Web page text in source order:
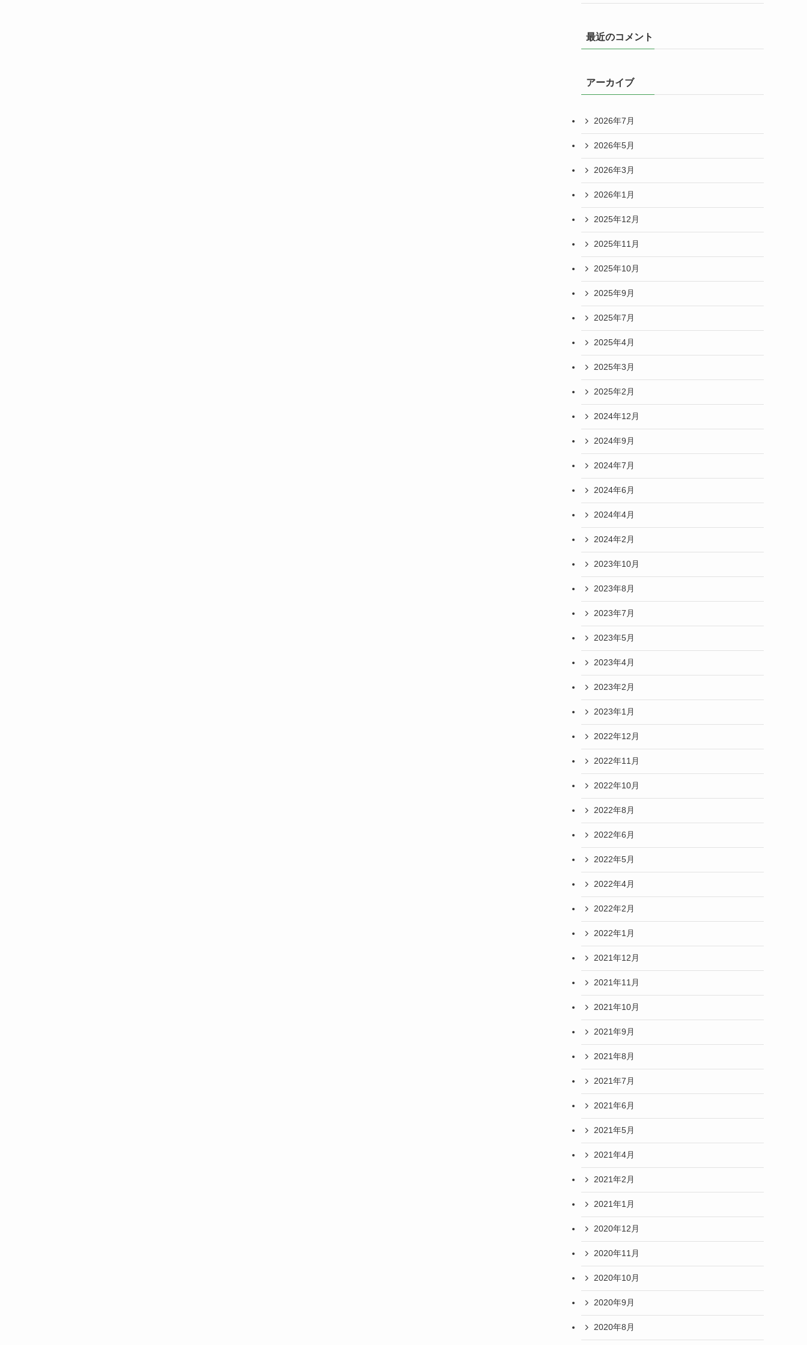
最近のコメント
アーカイブ
2026年7月
2026年5月
2026年3月
2026年1月
2025年12月
2025年11月
2025年10月
2025年9月
2025年7月
2025年4月
2025年3月
2025年2月
2024年12月
2024年9月
2024年7月
2024年6月
2024年4月
2024年2月
2023年10月
2023年8月
2023年7月
2023年5月
2023年4月
2023年2月
2023年1月
2022年12月
2022年11月
2022年10月
2022年8月
2022年6月
2022年5月
2022年4月
2022年2月
2022年1月
2021年12月
2021年11月
2021年10月
2021年9月
2021年8月
2021年7月
2021年6月
2021年5月
2021年4月
2021年2月
2021年1月
2020年12月
2020年11月
2020年10月
2020年9月
2020年8月